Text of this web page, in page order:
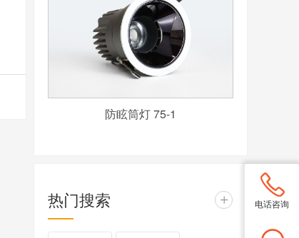
防眩筒灯 75-1
热门搜索 + 电话咨询